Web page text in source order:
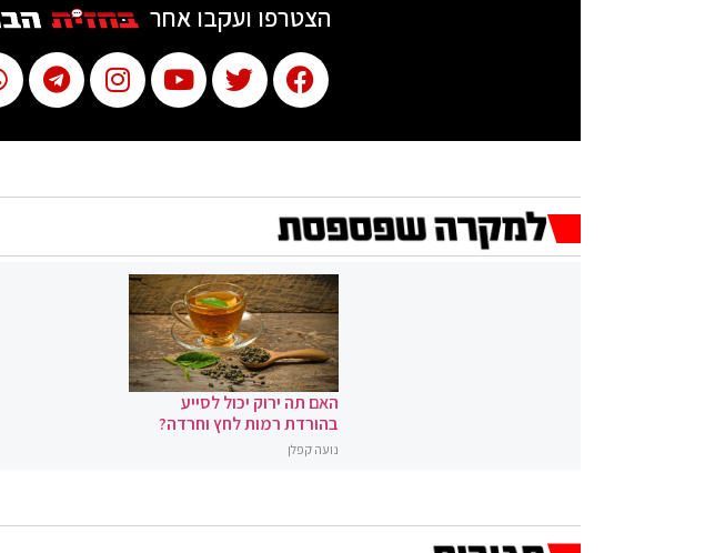
הצטרפו ועקבו אחר
האם תה ירוק יכול לסייע
בהורדת רמות לחץ וחרדה?
נועה קפלן